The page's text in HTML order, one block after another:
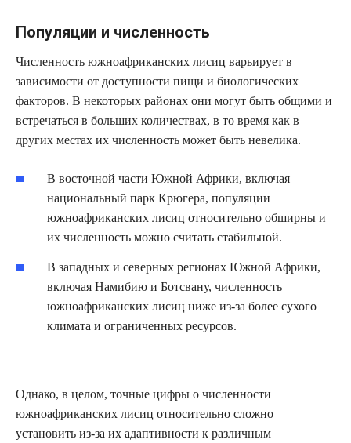
Популяции и численность
Численность южноафриканских лисиц варьирует в
зависимости от доступности пищи и биологических
факторов. В некоторых районах они могут быть общими и
встречаться в больших количествах, в то время как в
других местах их численность может быть невелика.
В восточной части Южной Африки, включая
национальный парк Крюгера, популяции
южноафриканских лисиц относительно обширны и
их численность можно считать стабильной.
В западных и северных регионах Южной Африки,
включая Намибию и Ботсвану, численность
южноафриканских лисиц ниже из-за более сухого
климата и ограниченных ресурсов.
Однако, в целом, точные цифры о численности
южноафриканских лисиц относительно сложно
установить из-за их адаптивности к различным